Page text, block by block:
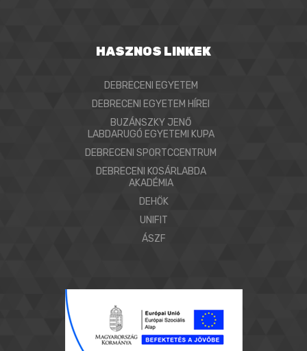
HASZNOS LINKEK
DEBRECENI EGYETEM
DEBRECENI EGYETEM HÍREI
BUZÁNSZKY JENŐ
LABDARUGÓ EGYETEMI KUPA
DEBRECENI SPORTCCENTRUM
DEBRECENI KOSÁRLABDA
AKADÉMIA
DEHÖK
UNIFIT
ÁSZF